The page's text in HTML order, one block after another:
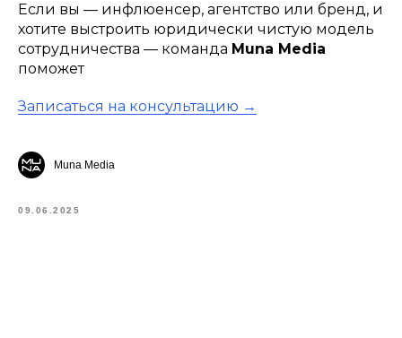
Если вы — инфлюенсер, агентство или бренд, и
хотите выстроить юридически чистую модель
сотрудничества — команда Muna Media
поможет
Записаться на консультацию →
Muna Media
09.06.2025